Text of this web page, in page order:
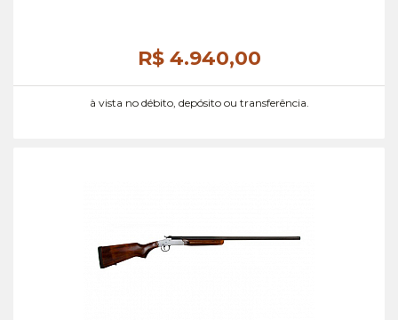
R$ 4.940,00
à vista no débito, depósito ou transferência.